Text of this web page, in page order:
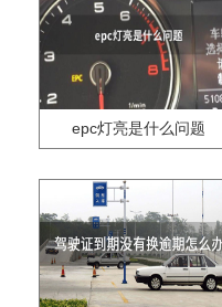
epc灯亮是什么问题